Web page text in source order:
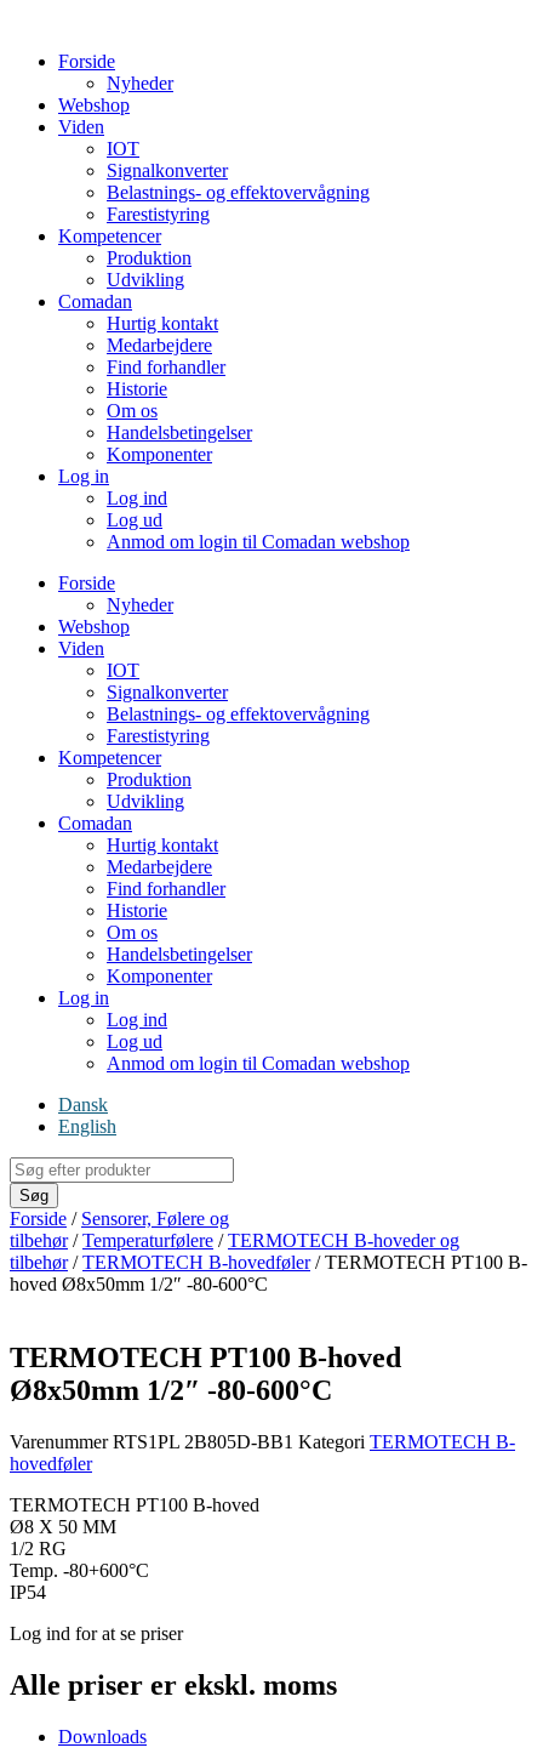
indholdForside
Nyheder
Webshop
Viden
IOT
Signalkonverter
Belastnings- og effektovervågning
Farestistyring
Kompetencer
Produktion
Udvikling
Comadan
Hurtig kontakt
Medarbejdere
Find forhandler
Historie
Om os
Handelsbetingelser
Komponenter
Log in
Log ind
Log ud
Anmod om login til Comadan webshop
Forside
Nyheder
Webshop
Viden
IOT
Signalkonverter
Belastnings- og effektovervågning
Farestistyring
Kompetencer
Produktion
Udvikling
Comadan
Hurtig kontakt
Medarbejdere
Find forhandler
Historie
Om os
Handelsbetingelser
Komponenter
Log in
Log ind
Log ud
Anmod om login til Comadan webshop
Dansk
English
Products
search
Søg
Forside / Sensorer, Følere og
tilbehør/Temperaturfølere /TERMOTECH B-hoveder og
tilbehør/TERMOTECH B-hovedføler/ TERMOTECH PT100 B-
hoved Ø8x50mm 1/2″ -80-600°C
TERMOTECH PT100 B-hoved
Ø8x50mm 1/2″ -80-600°C
VarenummerRTS1PL 2B805D-BB1 Kategori TERMOTECH B-
hovedføler
TERMOTECH PT100 B-hoved
Ø8 X 50 MM
1/2 RG
Temp. -80+600°C
IP54
Log ind for at se priser
Alle priser er ekskl. moms
Downloads